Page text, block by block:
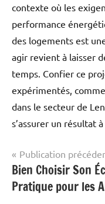
contexte où les
performance
des logements est
agir revient à laisser
temps. Confier ce
expérimentés,
dans le secteur de
s’assurer un résultat
Maison
&
Famille
Navigation
de
l’article
Publication
Bien Choisir Son
Pratique pour les